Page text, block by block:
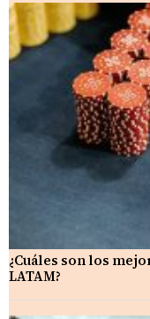
¿Cuáles son los
LATAM?